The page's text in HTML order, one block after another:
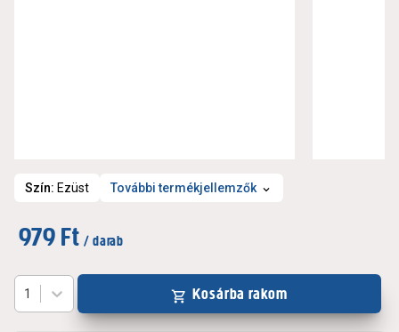
Szín: Ezüst További termékjellemzők
979 Ft / darab
1 Kosárba rakom